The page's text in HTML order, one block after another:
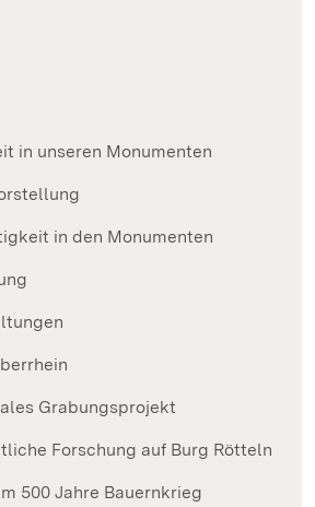
in unseren Monumenten
in den Monumenten
Grabungsprojekt
Forschung auf Burg Rötteln
500 Jahre Bauernkrieg